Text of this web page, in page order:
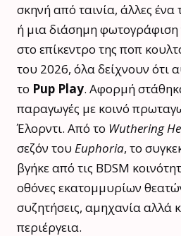
σκηνή από ταινία, άλλες ένα
ή μια διάσημη φωτογράφιση
στο επίκεντρο της ποπ
του 2026, όλα δείχνουν ότι
το Pup Play. Αφορμή
παραγωγές με κοινό
Έλορντι. Από το Wuthering
σεζόν του Euphoria, το
βγήκε από τις BDSM
οθόνες εκατομμυρίων
συζητήσεις, αμηχανία αλλά
περιέργεια.